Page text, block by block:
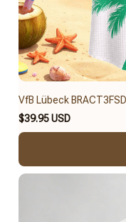
VfB Lübeck
$39.95 USD